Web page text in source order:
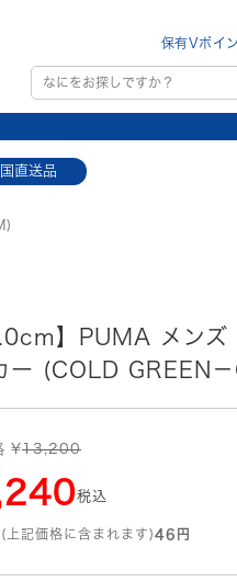
保有Vポイ
直送品
】PUMA メンズ
ー (COLD GREEN
¥13,200
税込
上記価格に含まれます)46円